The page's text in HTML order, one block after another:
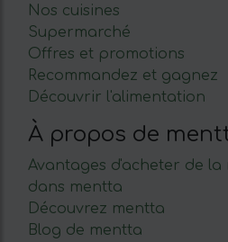
Nos cuisines
Supermarché
Offres et promotions
Recommandez et gagnez
Découvrir l'alimentation
À propos de
Avantages d'acheter de
dans mentta
Découvrez mentta
Blog de mentta